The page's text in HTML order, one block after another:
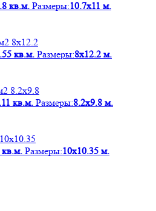
кв.м. Размеры:10.7х11 м.
8х12.2
кв.м. Размеры:8х12.2 м.
8.2х9.8
кв.м. Размеры:8.2х9.8 м.
кв.м. Размеры:10х10.35 м.